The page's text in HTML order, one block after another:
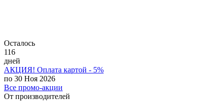
Осталось
116
дней
АКЦИЯ! Оплата картой - 5%
по 30 Ноя 2026
Все промо-акции
От производителей